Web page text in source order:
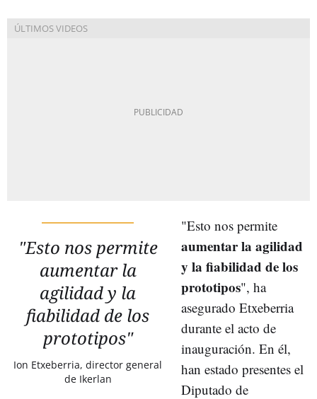
"Esto nos permite
aumentar la
agilidad y la
fiabilidad de los
prototipos"
Ion Etxeberria, director general
de Ikerlan
"Esto nos permite
aumentar la agilidad
y la fiabilidad de los
prototipos", ha
asegurado Etxeberria
durante el acto de
inauguración. En él,
han estado presentes el
Diputado de